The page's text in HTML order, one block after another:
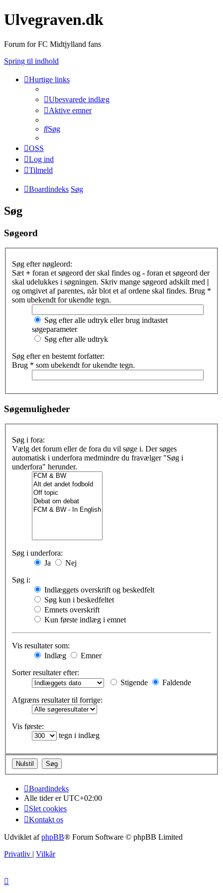
Ulvegraven.dk
Forum for FC Midtjylland fans
Spring til indhold
Hurtige links
Ubesvarede indlæg
Aktive emner
Søg
OSS
Log ind
Tilmeld
Boardindeks Søg
Søg
Søgeord
Søg efter nøgleord:
Sæt + foran et søgeord der skal findes og - foran et søgeord der
skal udelukkes i søgningen. Skriv mange søgeord adskilt med |
og omgivet af parentes, når blot et af ordene skal findes. Brug *
som ubekendt for ukendte tegn.
Søg efter alle udtryk eller brug indtastet
søgeparameter
Søg efter alle udtryk
Søg efter en bestemt forfatter:
Brug * som ubekendt for ukendte tegn.
Søgemuligheder
Søg i fora:
Vælg det forum eller de fora du vil søge i. Der søges
automatisk i underfora medmindre du fravælger "Søg i
underfora" herunder.
Søg i underfora:
Ja
Nej
Søg i:
Indlæggets overskrift og beskedfelt
Søg kun i beskedfeltet
Emnets overskrift
Kun første indlæg i emnet
Vis resultater som:
Indlæg
Emner
Sorter resultater efter:
Stigende
Faldende
Afgræns resultater til forrige:
Vis første:
tegn i indlæg
Boardindeks
Alle tider erUTC+02:00
Slet cookies
Kontakt os
Udviklet afphpBB® Forum Software © phpBB Limited
Privatliv | Vilkår